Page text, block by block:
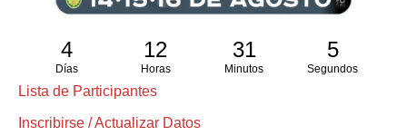
4
Días
12
Horas
31
Minutos
4
Segundos
Lista de Participantes
Inscribirse / Actualizar Datos